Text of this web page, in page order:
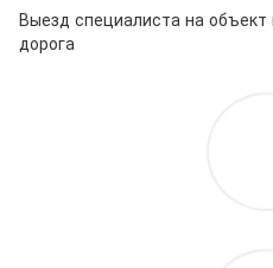
Выезд специалиста на
дорога